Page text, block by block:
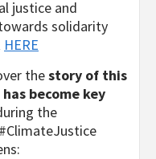
justice and
solidarity
HERE
thestory of this
become key
the